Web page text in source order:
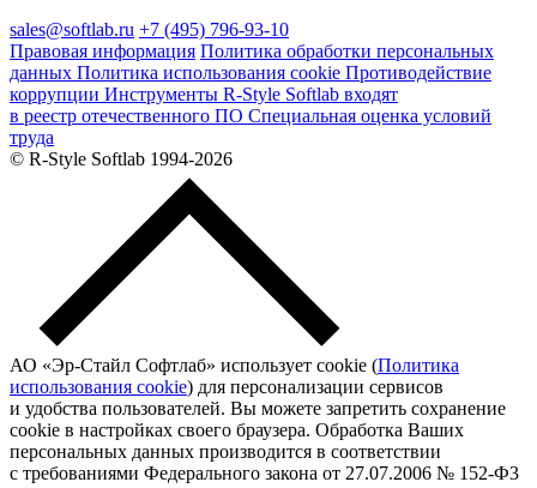
sales@softlab.ru +7 (495) 796-93-10
Правовая информация Политика обработки персональных
данных Политика использования cookie Противодействие
коррупции Инструменты R‑Style Softlab входят
в реестр отечественного ПО Специальная оценка условий
труда
© R‑Style Softlab 1994-2026
АО «Эр-Стайл Софтлаб» использует cookie (Политика
использования cookie) для персонализации сервисов
и удобства пользователей. Вы можете запретить сохранение
cookie в настройках своего браузера. Обработка Ваших
персональных данных производится в соответствии
с требованиями Федерального закона от 27.07.2006 № 152‑Ф3